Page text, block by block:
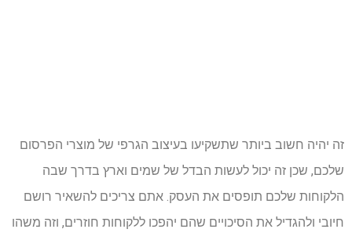
זה יהיה חשוב ביותר שתשקיעו בעיצוב הגרפי של מוצרי הפרסום
שלכם, שכן זה יכול לעשות הבדל של שמים וארץ בדרך שבה
הלקוחות שלכם תופסים את העסק. אתם צריכים להשאיר רושם
חיובי ולהגדיל את הסיכויים שהם יהפכו ללקוחות חוזרים, וזה משהו